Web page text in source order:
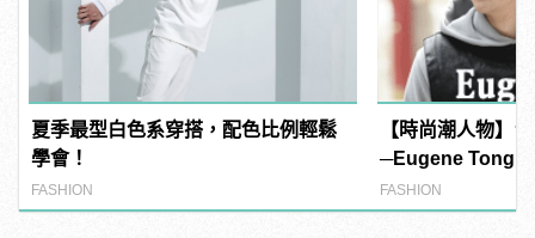
夏季最型白色系穿搭，配色比例輕鬆
學會！
FASHION
【時尚潮人物】
─Eugene Tong
FASHION